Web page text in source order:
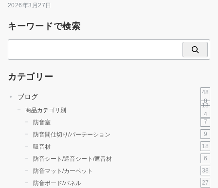
2026年3月27日
キーワードで検索
カテゴリー
ブログ
48
0
商品カテゴリ別
13
4
防音室
7
防音間仕切り/パーテーション
9
吸音材
18
防音シート/遮音シート/遮音材
6
防音マット/カーペット
38
防音ボード/パネル
27